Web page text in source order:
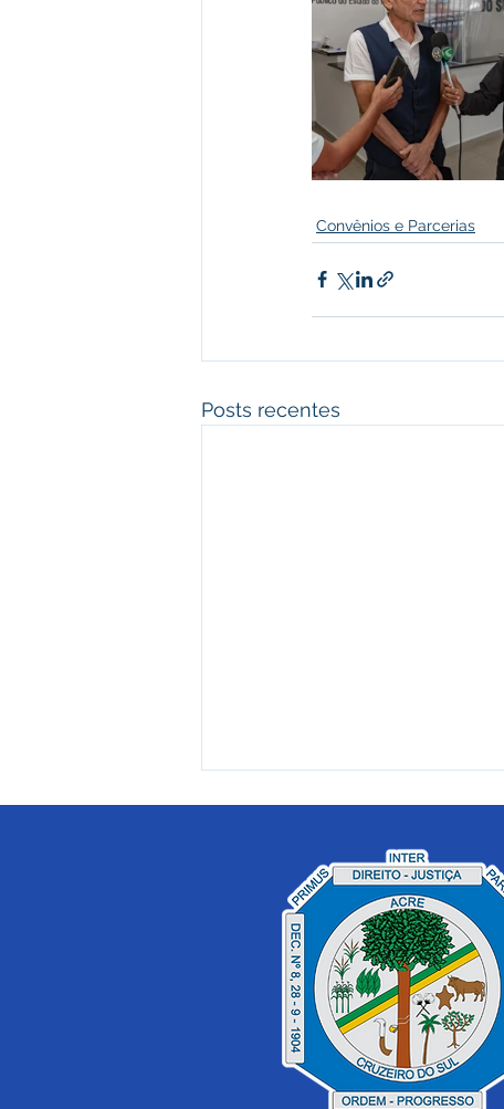
Convênios e Parcerias
Posts recentes
Prefeitura de Cruzeiro do
Sul assina convênios para
assistência social e entrega
equipamento para
fortalecer produção rural